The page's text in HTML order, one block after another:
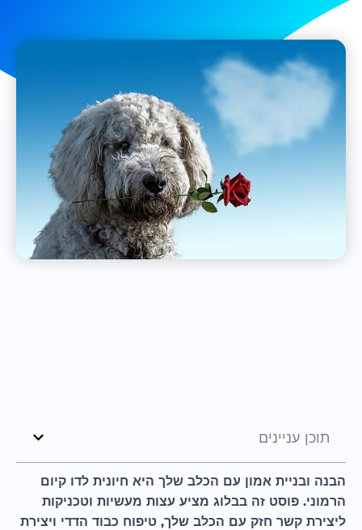
תוכן עניינים
הבנה ובניית אמון עם הכלב שלך היא חיונית לדו קיום
הרמוני. פוסט זה בבלוג מציע עצות מעשיות וטכניקות
ליצירת קשר חזק עם הכלב שלך, טיפוח כבוד הדדי ויצירת